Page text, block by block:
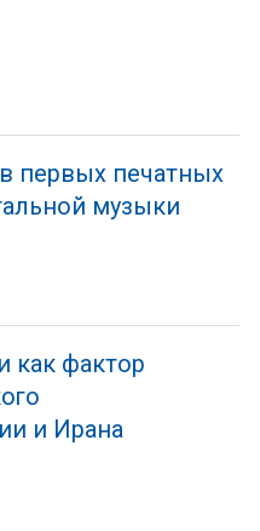
первых печатных
музыки
как фактор
и Ирана